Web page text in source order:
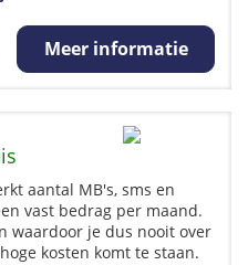
Meer informatie
aantal MB's, sms en
vast bedrag per maand.
waardoor je dus nooit over
kosten komt te staan.